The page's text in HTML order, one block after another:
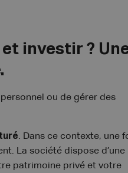
investir ?
personnel ou de gérer des
. Dans ce contexte, une
La société dispose d’une
patrimoine privé et votre